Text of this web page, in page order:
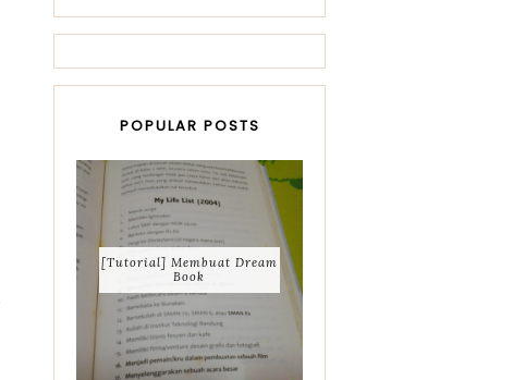
POPULAR POSTS
[Tutorial] Membuat Dream
Book